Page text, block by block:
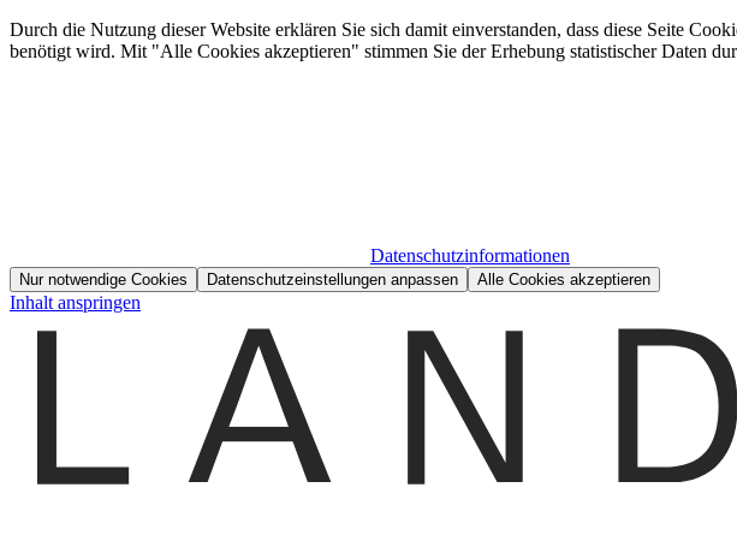
Durch die Nutzung dieser Website erklären Sie sich damit einverstanden, dass diese Seite
benötigt wird. Mit "Alle Cookies akzeptieren" stimmen Sie der Erhebung statistischer Daten
Datenschutzinformationen
Nur notwendige Cookies Datenschutzeinstellungen anpassen Alle Cookies akzeptieren
Inhalt anspringen